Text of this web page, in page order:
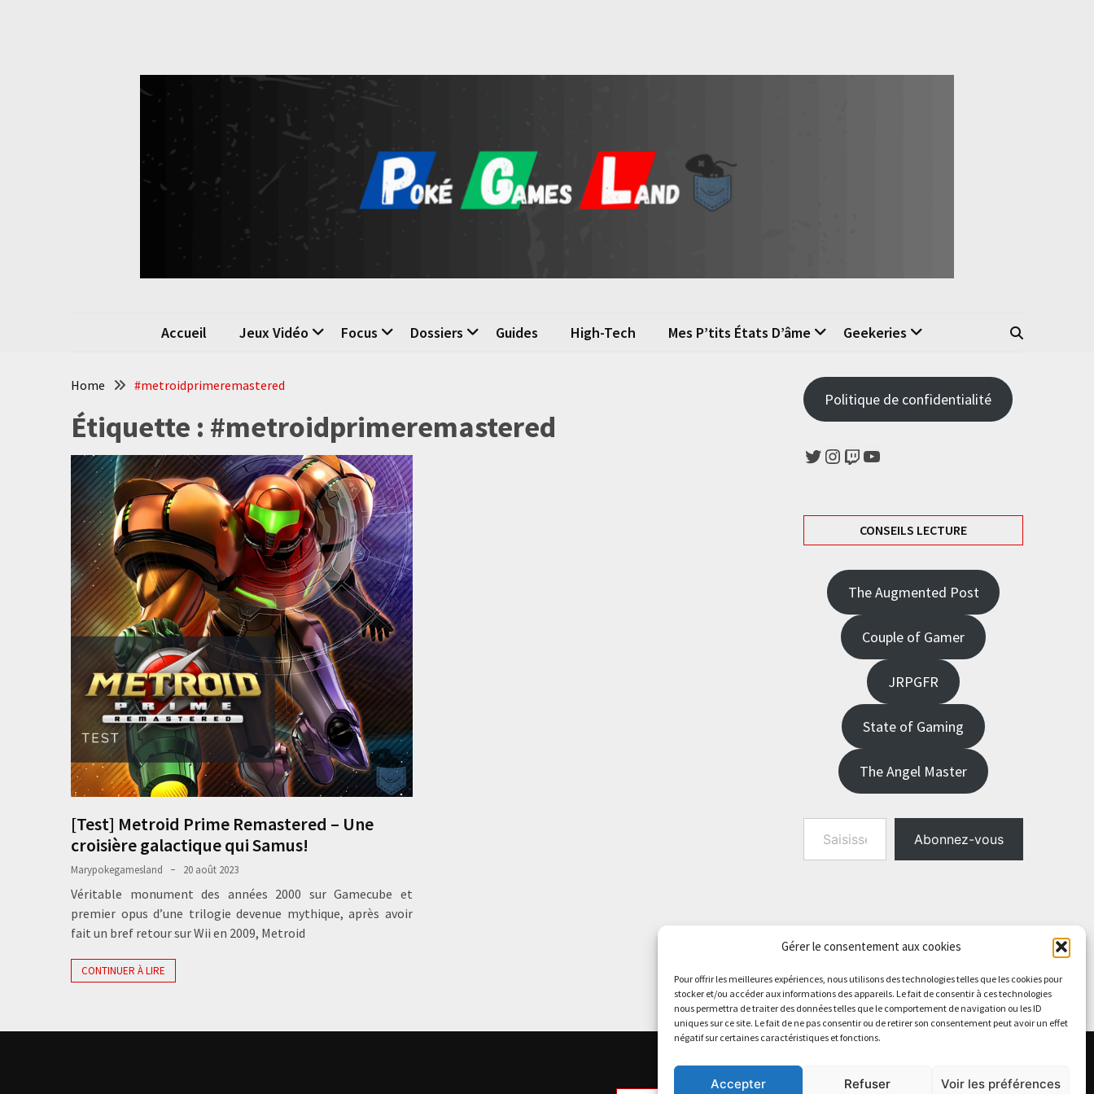
Gérer le consentement aux cookies
Pour offrir les meilleures expériences, nous utilisons des technologies telles que les cookies pour
stocker et/ou accéder aux informations des appareils. Le fait de consentir à ces technologies
nous permettra de traiter des données telles que le comportement de navigation ou les ID
uniques sur ce site. Le fait de ne pas consentir ou de retirer son consentement peut avoir un effet
négatif sur certaines caractéristiques et fonctions.
Accepter Refuser Voir les préférences
Poké Games Land
La passion du jeu vidéo
Accueil Jeux Vidéo Focus Dossiers Guides High-Tech Mes P’tits États D’âme Geekeries
Home #metroidprimeremastered
Étiquette : #metroidprimeremastered
[Test] Metroid Prime Remastered – Une
croisière galactique qui Samus!
Marypokegamesland 20 août 2023
Véritable monument des années 2000 sur Gamecube et
premier opus d’une trilogie devenue mythique, après avoir
fait un bref retour sur Wii en 2009, Metroid
CONTINUER À LIRE
Politique de confidentialité
Twitter
Instagram
TwitchYouTube
CONSEILS LECTURE
The Augmented Post
Couple of Gamer
JRPGFR
State of Gaming
The Angel Master
Saisissez votre adresse e-mail…
Abonnez-vous